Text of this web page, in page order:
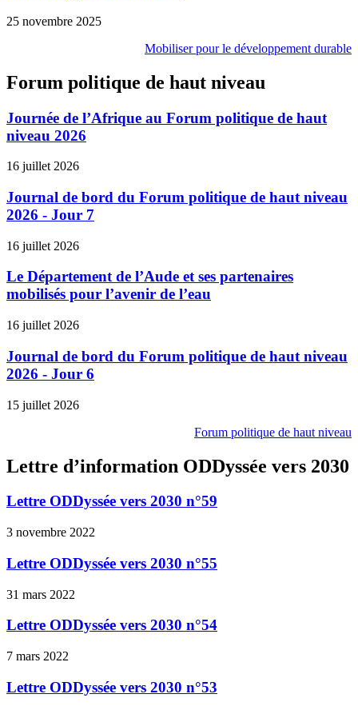
25 novembre 2025
Mobiliser pour le développement durable
Forum politique de haut niveau
Journée de l’Afrique au Forum politique de haut
niveau 2026
16 juillet 2026
Journal de bord du Forum politique de haut niveau
2026 - Jour 7
16 juillet 2026
Le Département de l’Aude et ses partenaires
mobilisés pour l’avenir de l’eau
16 juillet 2026
Journal de bord du Forum politique de haut niveau
2026 - Jour 6
15 juillet 2026
Forum politique de haut niveau
Lettre d’information ODDyssée vers 2030
Lettre ODDyssée vers 2030 n°59
3 novembre 2022
Lettre ODDyssée vers 2030 n°55
31 mars 2022
Lettre ODDyssée vers 2030 n°54
7 mars 2022
Lettre ODDyssée vers 2030 n°53